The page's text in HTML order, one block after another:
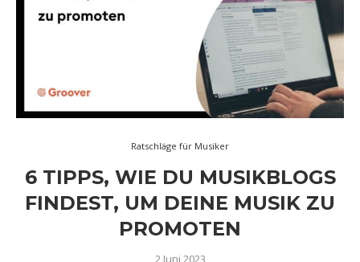
Ratschläge für Musiker
6 TIPPS, WIE DU MUSIKBLOGS
FINDEST, UM DEINE MUSIK ZU
PROMOTEN
2 Juni 2023